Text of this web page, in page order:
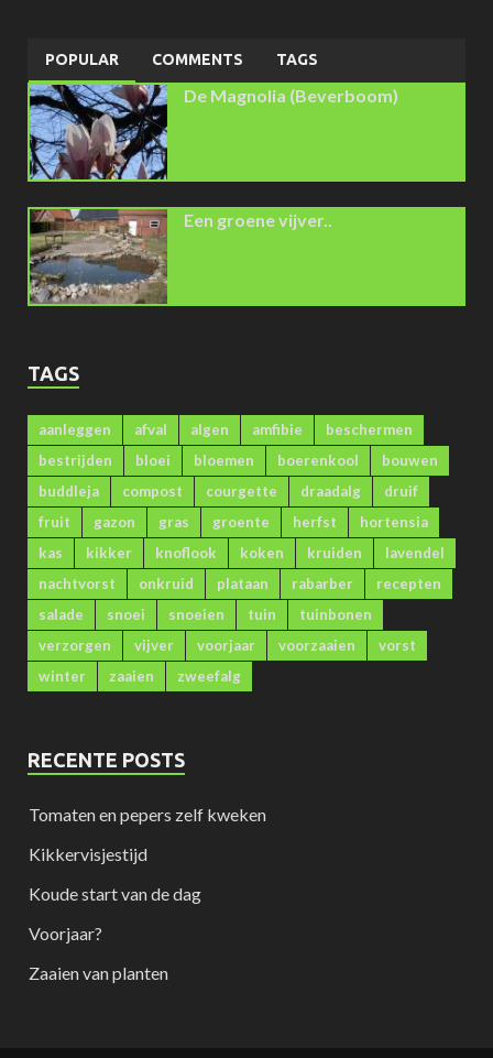
POPULAR COMMENTS TAGS
De Magnolia (Beverboom)
Een groene vijver..
TAGS
aanleggen afval algen amfibie
beschermen
bestrijden
bloei bloemen boerenkool
bouwen
buddleja
compost courgette draadalg
druif
fruit
gazon gras groente herfst
hortensia
kas
kikker knoflook koken kruiden
lavendel
nachtvorst
onkruid plataan rabarber
recepten
salade
snoei snoeien tuin
tuinbonen
verzorgen
vijver voorjaar voorzaaien
vorst
winter
zaaien zweefalg
RECENTE POSTS
Tomaten en pepers zelf kweken
Kikkervisjestijd
Koude start van de dag
Voorjaar?
Zaaien van planten